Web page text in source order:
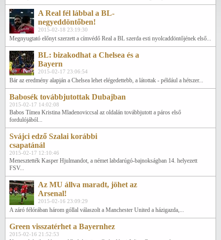
A Real fél lábbal a BL-
negyeddöntőben!
2015-02-18 23:19:30
Megnyugtató előnyt szerzett a címvédő Real a BL szerda esti nyolcaddöntőjének első...
BL: bizakodhat a Chelsea és a
Bayern
2015-02-17 23:06:54
Bár az eredmény alapján a Chelsea lehet elégedettebb, a látottak - például a hétszer...
Babosék továbbjutottak Dubajban
2015-02-17 14:02:08
Babos Tímea Kristina Mladenoviccsal az oldalán továbbjutott a páros első
fordulójából...
Svájci edző Szalai korábbi
csapatánál
2015-02-17 12:10:46
Menesztették Kasper Hjulmandot, a német labdarúgó-bajnokságban 14. helyezett
FSV...
Az MU állva maradt, jöhet az
Arsenal!
2015-02-16 23:09:29
A záró félórában három góllal válaszolt a Manchester United a házigazda,...
Green visszatérhet a Bayernhez
2015-02-16 21:52:53